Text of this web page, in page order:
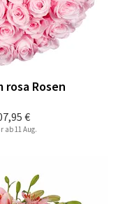
€
rosa Rosen
ab 11 Aug.